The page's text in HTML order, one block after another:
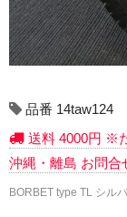
20インチ：冬
13インチ：夏
品番 14taw124
送料 4000円 ※
沖縄・離島 お問合
BORBET type TL シル